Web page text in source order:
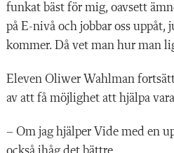
funkat bäst för mig, oavsett
på E-nivå och jobbar oss uppåt,
kommer. Då vet man hur man
Eleven Oliwer Wahlman
av att få möjlighet att hjälpa
– Om jag hjälper Vide med en